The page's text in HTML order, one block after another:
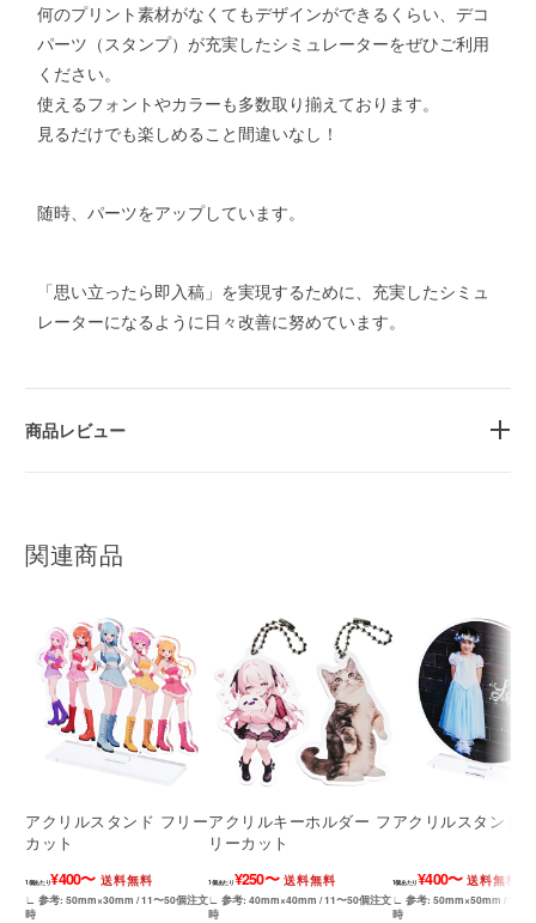
何のプリント素材がなくてもデザインができるくらい、デコ
パーツ（スタンプ）が充実したシミュレーターをぜひご利用
ください。
使えるフォントやカラーも多数取り揃えております。
見るだけでも楽しめること間違いなし！
随時、パーツをアップしています。
「思い立ったら即入稿」を実現するために、充実したシミュ
レーターになるように日々改善に努めています。
商品レビュー
関連商品
アクリルスタンド フリー
カット
1個あたり¥400〜 送料無料
∟ 参考: 50mm×30mm / 11〜50個注文
時
アクリルキーホルダー フ
リーカット
1個あたり¥250〜 送料無料
∟ 参考: 40mm×40mm / 11〜50個注文
時
アクリルスタンド
1個あたり¥400〜 送料無料
∟ 参考: 50mm×50mm / 11〜
時